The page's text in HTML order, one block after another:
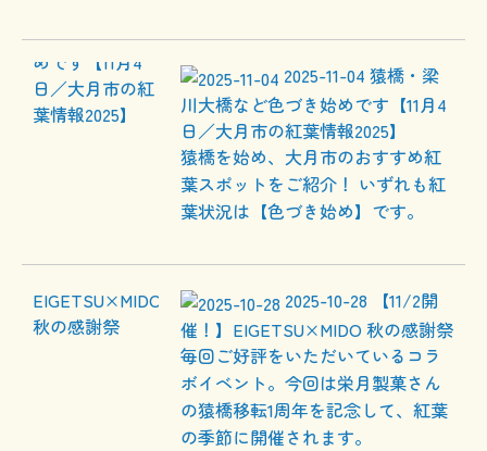
2025-11-04 猿橋・梁
川大橋など色づき始めです【11月4
日／大月市の紅葉情報2025】
猿橋を始め、大月市のおすすめ紅
葉スポットをご紹介！ いずれも紅
葉状況は【色づき始め】です。
2025-10-28
【11/2開
催！】EIGETSU×MIDO 秋の感謝祭
毎回ご好評をいただいているコラ
ボイベント。今回は栄月製菓さん
の猿橋移転1周年を記念して、紅葉
の季節に開催されます。